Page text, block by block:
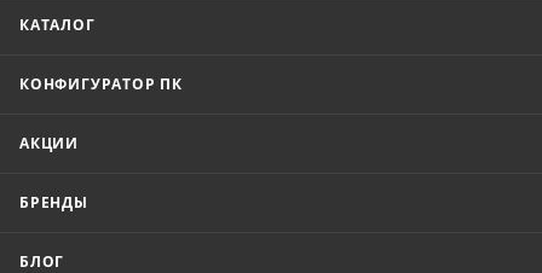
КАТАЛОГ
КОНФИГУРАТОР ПК
АКЦИИ
БРЕНДЫ
БЛОГ